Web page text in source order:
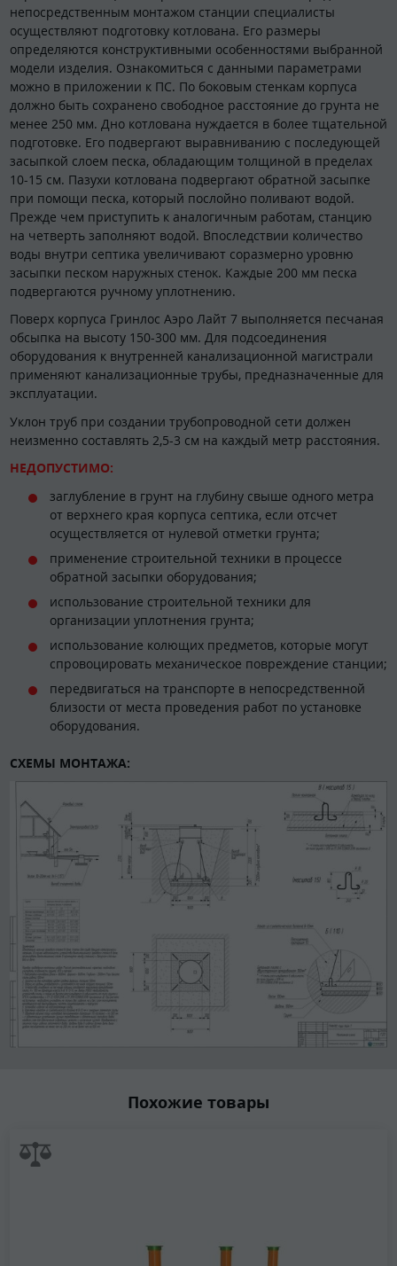
непосредственным монтажом станции специалисты
осуществляют подготовку котлована. Его размеры
определяются конструктивными особенностями выбранной
модели изделия. Ознакомиться с данными параметрами
можно в приложении к ПС. По боковым стенкам корпуса
должно быть сохранено свободное расстояние до грунта не
менее 250 мм. Дно котлована нуждается в более тщательной
подготовке. Его подвергают выравниванию с последующей
засыпкой слоем песка, обладающим толщиной в пределах
10-15 см. Пазухи котлована подвергают обратной засыпке
при помощи песка, который послойно поливают водой.
Прежде чем приступить к аналогичным работам, станцию
на четверть заполняют водой. Впоследствии количество
воды внутри септика увеличивают соразмерно уровню
засыпки песком наружных стенок. Каждые 200 мм песка
подвергаются ручному уплотнению.
Поверх корпуса Гринлос Аэро Лайт 7 выполняется песчаная
обсыпка на высоту 150-300 мм. Для подсоединения
оборудования к внутренней канализационной магистрали
применяют канализационные трубы, предназначенные для
эксплуатации.
Уклон труб при создании трубопроводной сети должен
неизменно составлять 2,5-3 см на каждый метр расстояния.
НЕДОПУСТИМО:
заглубление в грунт на глубину свыше одного метра
от верхнего края корпуса септика, если отсчет
осуществляется от нулевой отметки грунта;
применение строительной техники в процессе
обратной засыпки оборудования;
использование строительной техники для
организации уплотнения грунта;
использование колющих предметов, которые могут
спровоцировать механическое повреждение станции;
передвигаться на транспорте в непосредственной
близости от места проведения работ по установке
оборудования.
СХЕМЫ МОНТАЖА:
Похожие товары